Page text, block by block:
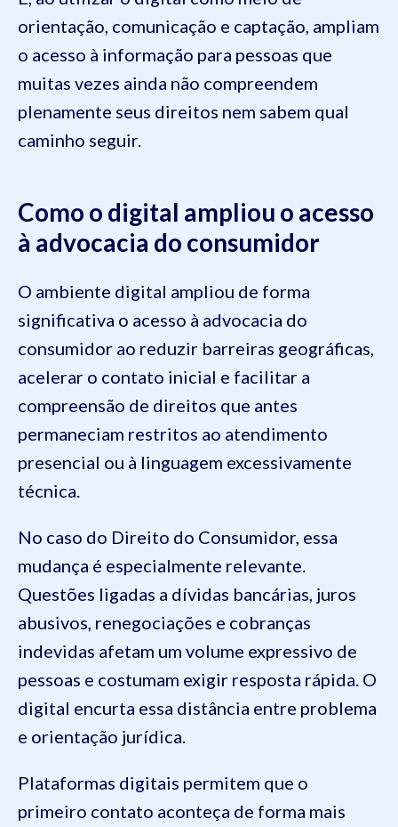
orientação, comunicação e captação, ampliam
o acesso à informação para pessoas que
muitas vezes ainda não compreendem
plenamente seus direitos nem sabem qual
caminho seguir.
Como o digital ampliou o acesso
à advocacia do consumidor
O ambiente digital ampliou de forma
significativa o acesso à advocacia do
consumidor ao reduzir barreiras geográficas,
acelerar o contato inicial e facilitar a
compreensão de direitos que antes
permaneciam restritos ao atendimento
presencial ou à linguagem excessivamente
técnica.
No caso do Direito do Consumidor, essa
mudança é especialmente relevante.
Questões ligadas a dívidas bancárias, juros
abusivos, renegociações e cobranças
indevidas afetam um volume expressivo de
pessoas e costumam exigir resposta rápida. O
digital encurta essa distância entre problema
e orientação jurídica.
Plataformas digitais permitem que o
primeiro contato aconteça de forma mais